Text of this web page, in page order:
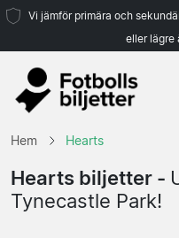
Vi jämför primära och
eller lägre
Hem Hearts
Hearts biljetter -
Tynecastle Park!